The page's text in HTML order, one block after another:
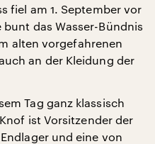
fiel am 1. September vor
das Wasser-Bündnis
alten vorgefahrenen
an der Kleidung der
Tag ganz klassisch
ist Vorsitzender der
und eine von